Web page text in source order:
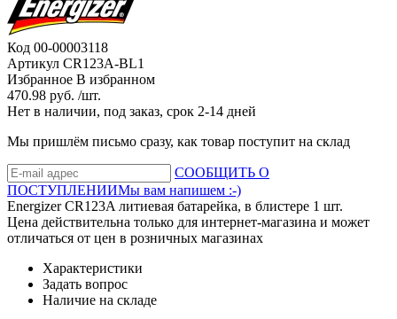
Код 00-00003118
Артикул CR123A-BL1
Избранное В избранном
470.98 руб. /шт.
Нет в наличии, под заказ, срок 2-14 дней
Мы пришлём письмо сразу, как товар поступит на склад
СООБЩИТЬ О
ПОСТУПЛЕНИИМы вам напишем :-)
Energizer CR123A литиевая батарейка, в блистере 1 шт.
Цена действительна только для интернет-магазина и может
отличаться от цен в розничных магазинах
Характеристики
Задать вопрос
Наличие на складе